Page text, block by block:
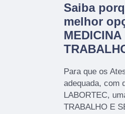
Saiba
melhor
Para que os
adequada, com
LABORTEC,
TRABALHO E